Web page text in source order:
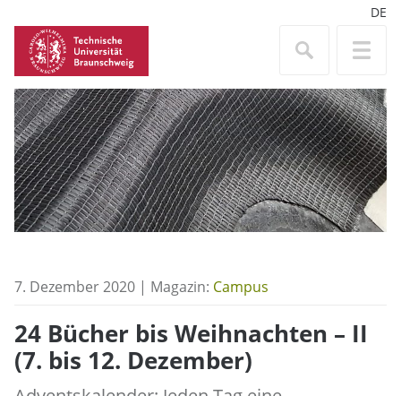
DE
7. Dezember 2020 | Magazin: Campus
24 Bücher bis Weihnachten – II
(7. bis 12. Dezember)